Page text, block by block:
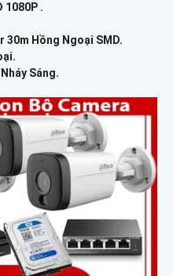
1080P .
30m Hồng Ngoại SMD.
Sáng.